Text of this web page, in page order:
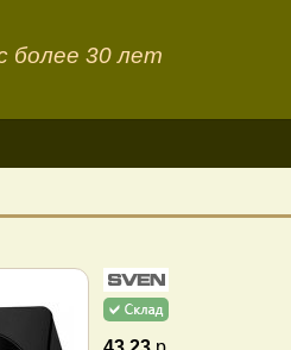
более 30 лет